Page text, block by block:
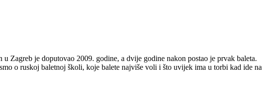
Zagreb je doputovao 2009. godine, a dvije godine nakon postao je prvak baleta.
o ruskoj baletnoj školi, koje balete najviše voli i što uvijek ima u torbi kad ide na